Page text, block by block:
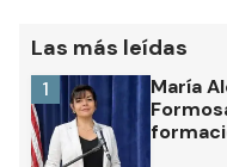
también el fuego
de Usos Múltiples.
Las más leídas